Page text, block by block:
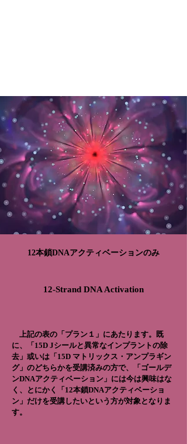
​12本鎖DNAアクティベーションのみ
12-Strand DNA Activation
上記の表の「プラン１」にあたります。既
に、
「 15D Jシールと異常なインプラントの除
去」或いは「 15D マトリックス・アンプラギン
グ」のどちらかを受講済みの方で、「ゴールデ
ンDNAアクティベーション」には今は興味はな
く、とにかく「12本鎖DNAアクティベーショ
ン」だけを受講したいという方が対象となりま
す。